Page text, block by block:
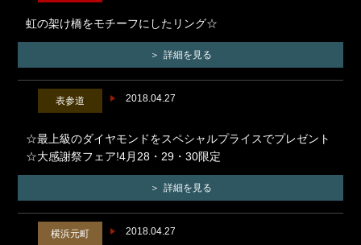
虹の架け橋をモチーフにしたリング☆
詳細を見る
2018.04.27
表参道
☆最上級のダイヤモンドをスペシャルプライスでプレゼント
☆大感謝祭フェア!4月28・29・30限定
詳細を見る
2018.04.27
横浜元町